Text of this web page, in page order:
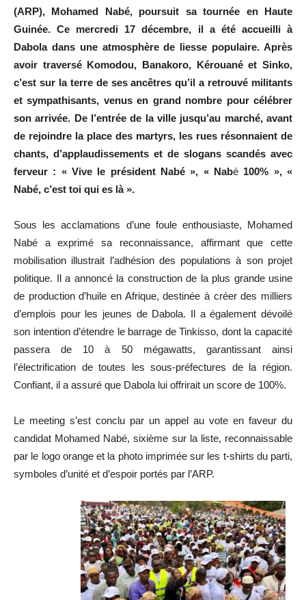
(ARP), Mohamed Nabé, poursuit sa tournée en Haute
Guinée. Ce mercredi 17 décembre, il a été accueilli à
Dabola dans une atmosphère de liesse populaire. Après
avoir traversé Komodou, Banakoro, Kérouané et Sinko,
c’est sur la terre de ses ancêtres qu’il a retrouvé militants
et sympathisants, venus en grand nombre pour célébrer
son arrivée. De l’entrée de la ville jusqu’au marché, avant
de rejoindre la place des martyrs, les rues résonnaient de
chants, d’applaudissements et de slogans scandés avec
ferveur : « Vive le président Nabé », « Nabé 100% », «
Nabé, c’est toi qui es là ».
Sous les acclamations d’une foule enthousiaste, Mohamed
Nabé a exprimé sa reconnaissance, affirmant que cette
mobilisation illustrait l’adhésion des populations à son projet
politique. Il a annoncé la construction de la plus grande usine
de production d’huile en Afrique, destinée à créer des milliers
d’emplois pour les jeunes de Dabola. Il a également dévoilé
son intention d’étendre le barrage de Tinkisso, dont la capacité
passera de 10 à 50 mégawatts, garantissant ainsi
l’électrification de toutes les sous-préfectures de la région.
Confiant, il a assuré que Dabola lui offrirait un score de 100%.
Le meeting s’est conclu par un appel au vote en faveur du
candidat Mohamed Nabé, sixième sur la liste, reconnaissable
par le logo orange et la photo imprimée sur les t-shirts du parti,
symboles d’unité et d’espoir portés par l’ARP.